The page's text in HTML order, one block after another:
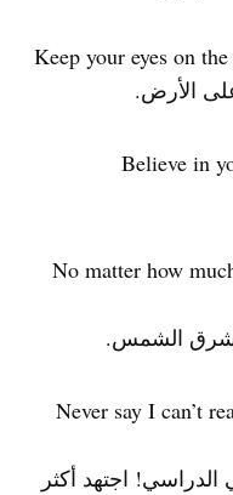
الأرض.
.No matter how
الشمس.
!Never say I can’t
الدراسي! اجتهد أكثر